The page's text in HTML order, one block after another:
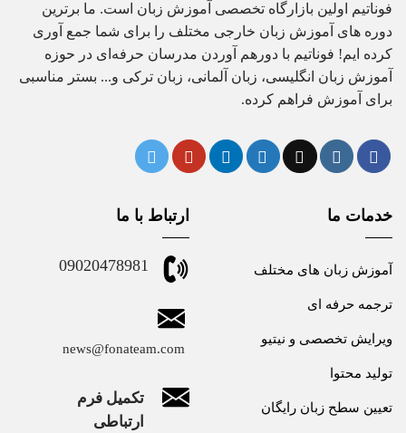
فوناتیم اولین بازارگاه تخصصی آموزش زبان است. ما برترین
دوره های آموزش زبان خارجی مختلف را برای شما جمع آوری
کرده ایم! فوناتیم با دورهم آوردن مدرسان حرفه‌ای در حوزه
آموزش زبان انگلیسی، زبان آلمانی، زبان ترکی و... بستر مناسبی
برای آموزش فراهم کرده.
خدمات ما
آموزش زبان های مختلف
ترجمه حرفه ای
ویرایش تخصصی و نیتیو
تولید محتوا
تعیین سطح زبان رایگان
ارتباط با ما
09020478981
news@fonateam.com
تکمیل فرم
ارتباطی